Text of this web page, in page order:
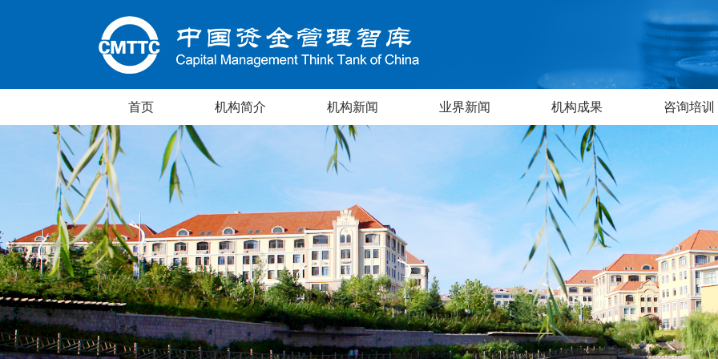
首页 机构简介 机构新闻 业界新闻 机构成果 咨询培训